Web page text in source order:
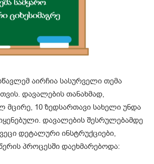
აირჩია სასურველი თემა
დავალების თანახმად,
მცირე, 10 ზედსართავი სახელი უნდა
დავალების შესრულებამდე
დეტალური ინსტრუქციები,
პროცესში დაეხმარებოდა: